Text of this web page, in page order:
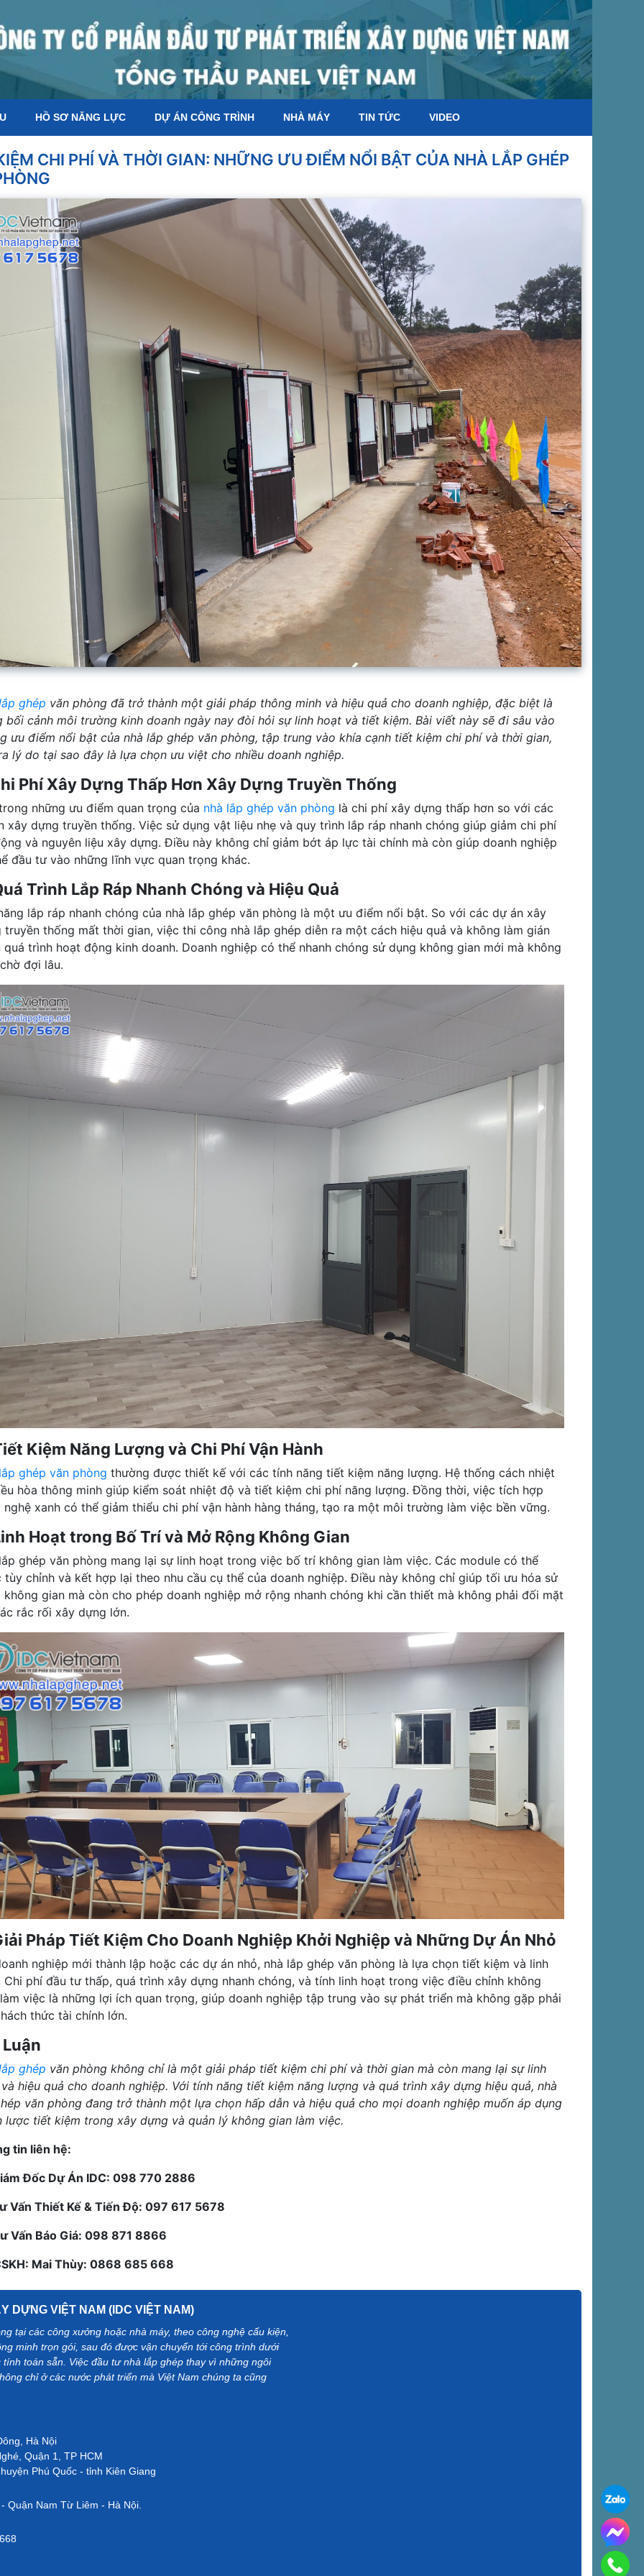
HỒ SƠ NĂNG LỰC DỰ ÁN CÔNG TRÌNH NHÀ MÁY TIN TỨC VIDEO
CHI PHÍ VÀ THỜI GIAN: NHỮNG ƯU ĐIỂM NỔI BẬT CỦA NHÀ LẮP GHÉP
ghép văn phòng đã trở thành một giải pháp thông minh và hiệu quả cho doanh nghiệp, đặc biệt là
bối cảnh môi trường kinh doanh ngày nay đòi hỏi sự linh hoạt và tiết kiệm. Bài viết này sẽ đi sâu vào
ưu điểm nổi bật của nhà lắp ghép văn phòng, tập trung vào khía cạnh tiết kiệm chi phí và thời gian,
lý do tại sao đây là lựa chọn ưu việt cho nhiều doanh nghiệp.
Phí Xây Dựng Thấp Hơn Xây Dựng Truyền Thống
những ưu điểm quan trọng của nhà lắp ghép văn phòng là chi phí xây dựng thấp hơn so với các
xây dựng truyền thống. Việc sử dụng vật liệu nhẹ và quy trình lắp ráp nhanh chóng giúp giảm chi phí
và nguyên liệu xây dựng. Điều này không chỉ giảm bớt áp lực tài chính mà còn giúp doanh nghiệp
đầu tư vào những lĩnh vực quan trọng khác.
Trình Lắp Ráp Nhanh Chóng và Hiệu Quả
lắp ráp nhanh chóng của nhà lắp ghép văn phòng là một ưu điểm nổi bật. So với các dự án xây
truyền thống mất thời gian, việc thi công nhà lắp ghép diễn ra một cách hiệu quả và không làm gián
quá trình hoạt động kinh doanh. Doanh nghiệp có thể nhanh chóng sử dụng không gian mới mà không
đợi lâu.
Kiệm Năng Lượng và Chi Phí Vận Hành
ghép văn phòng thường được thiết kế với các tính năng tiết kiệm năng lượng. Hệ thống cách nhiệt
hòa thông minh giúp kiểm soát nhiệt độ và tiết kiệm chi phí năng lượng. Đồng thời, việc tích hợp
nghệ xanh có thể giảm thiểu chi phí vận hành hàng tháng, tạo ra một môi trường làm việc bền vững.
Hoạt trong Bố Trí và Mở Rộng Không Gian
ghép văn phòng mang lại sự linh hoạt trong việc bố trí không gian làm việc. Các module có thể
tùy chỉnh và kết hợp lại theo nhu cầu cụ thể của doanh nghiệp. Điều này không chỉ giúp tối ưu hóa sử
không gian mà còn cho phép doanh nghiệp mở rộng nhanh chóng khi cần thiết mà không phải đối mặt
rắc rối xây dựng lớn.
Pháp Tiết Kiệm Cho Doanh Nghiệp Khởi Nghiệp và Những Dự Án Nhỏ
nghiệp mới thành lập hoặc các dự án nhỏ, nhà lắp ghép văn phòng là lựa chọn tiết kiệm và linh
Chi phí đầu tư thấp, quá trình xây dựng nhanh chóng, và tính linh hoạt trong việc điều chỉnh không
việc là những lợi ích quan trọng, giúp doanh nghiệp tập trung vào sự phát triển mà không gặp phải
thức tài chính lớn.
ghép văn phòng không chỉ là một giải pháp tiết kiệm chi phí và thời gian mà còn mang lại sự linh
hiệu quả cho doanh nghiệp. Với tính năng tiết kiệm năng lượng và quá trình xây dựng hiệu quả, nhà
văn phòng đang trở thành một lựa chọn hấp dẫn và hiệu quả cho mọi doanh nghiệp muốn áp dụng
lược tiết kiệm trong xây dựng và quản lý không gian làm việc.
tin liên hệ:
Đốc Dự Án IDC: 098 770 2886
Vấn Thiết Kế & Tiến Độ: 097 617 5678
Vấn Báo Giá: 098 871 8866
Mai Thùy: 0868 685 668
DỰNG VIỆT NAM (IDC VIỆT NAM)
tại các công xưởng hoặc nhà máy, theo công nghệ cấu kiện,
minh trọn gói, sau đó được vận chuyển tới công trình dưới
toán sẵn. Việc đầu tư nhà lắp ghép thay vì những ngôi
chỉ ở các nước phát triển mà Việt Nam chúng ta cũng
Hà Nội
Quận 1, TP HCM
Phú Quốc - tỉnh Kiên Giang
Nam Từ Liêm - Hà Nội.